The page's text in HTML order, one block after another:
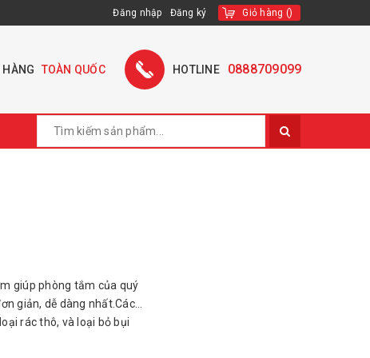
Đăng nhập Đăng ký Giỏ hàng ()
HÀNG TOÀN QUỐC HOTLINE 0888709099
giúp phòng tắm của quý
giản, dễ dàng nhất.Cách
rác thô, và loại bỏ bụi